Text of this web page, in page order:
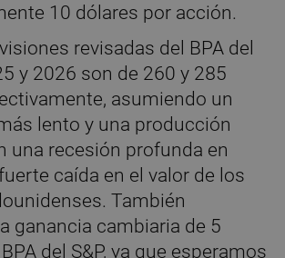
10 dólares por acción.
revisadas del BPA del
y 2026 son de 260 y 285
asumiendo un
lento y una producción
una recesión profunda en
caída en el valor de los
También
ganancia cambiaria de 5
del S&P, ya que esperamos